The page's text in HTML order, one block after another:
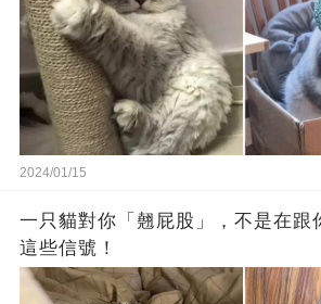
2024/01/15
一只貓對你「翹屁股」，不是在跟
這些信號！